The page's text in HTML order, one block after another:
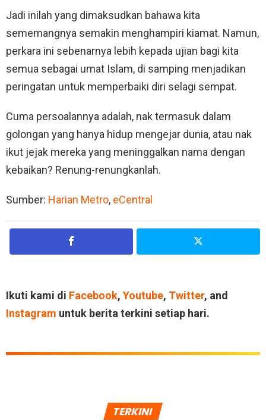
Jadi inilah yang dimaksudkan bahawa kita
sememangnya semakin menghampiri kiamat. Namun,
perkara ini sebenarnya lebih kepada ujian bagi kita
semua sebagai umat Islam, di samping menjadikan
peringatan untuk memperbaiki diri selagi sempat.
Cuma persoalannya adalah, nak termasuk dalam
golongan yang hanya hidup mengejar dunia, atau nak
ikut jejak mereka yang meninggalkan nama dengan
kebaikan? Renung-renungkanlah.
Sumber: Harian Metro, eCentral
Ikuti kami di Facebook, Youtube, Twitter, and
Instagram untuk berita terkini setiap hari.
TERKINI